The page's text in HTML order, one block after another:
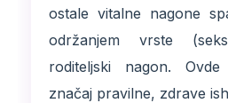
ostale vitalne nagone
održanjem vrste
roditeljski nagon.
značaj pravilne, zdrave